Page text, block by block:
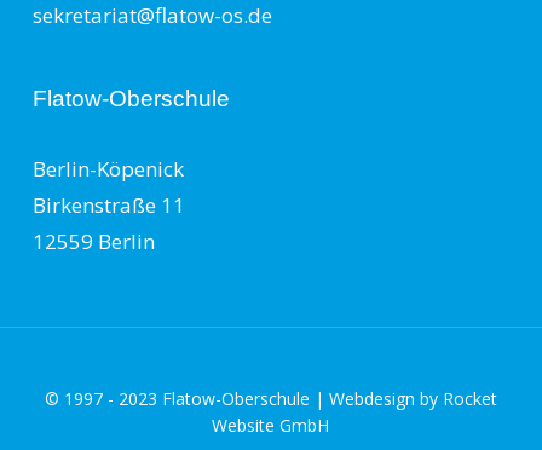
sekretariat@flatow-os.de
Flatow-Oberschule
Berlin-Köpenick
Birkenstraße 11
12559 Berlin
© 1997 - 2023 Flatow-Oberschule | Webdesign by Rocket
Website GmbH